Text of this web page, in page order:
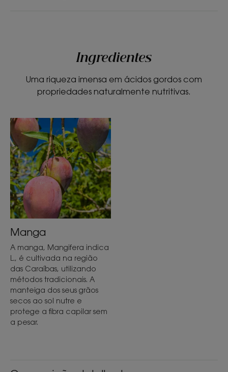
Ingredientes
Uma riqueza imensa em ácidos gordos com
propriedades naturalmente nutritivas.
Manga
A manga, Mangifera indica
L., é cultivada na região
das Caraíbas, utilizando
métodos tradicionais. A
manteiga dos seus grãos
secos ao sol nutre e
protege a fibra capilar sem
a pesar.